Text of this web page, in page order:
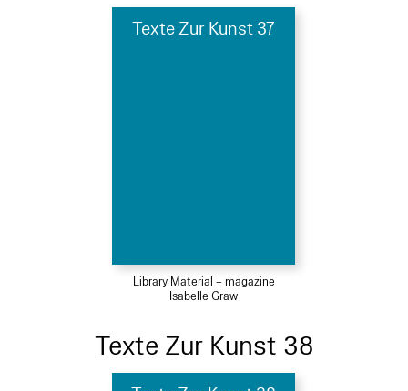
Texte Zur Kunst 37
Library Material – magazine
Isabelle Graw
Texte Zur Kunst 38